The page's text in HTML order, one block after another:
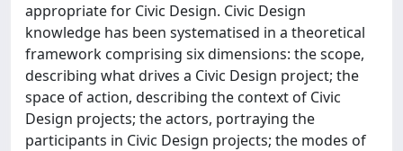
appropriate for Civic Design. Civic Design
knowledge has been systematised in a theoretical
framework comprising six dimensions: the scope,
describing what drives a Civic Design project; the
space of action, describing the context of Civic
Design projects; the actors, portraying the
participants in Civic Design projects; the modes of